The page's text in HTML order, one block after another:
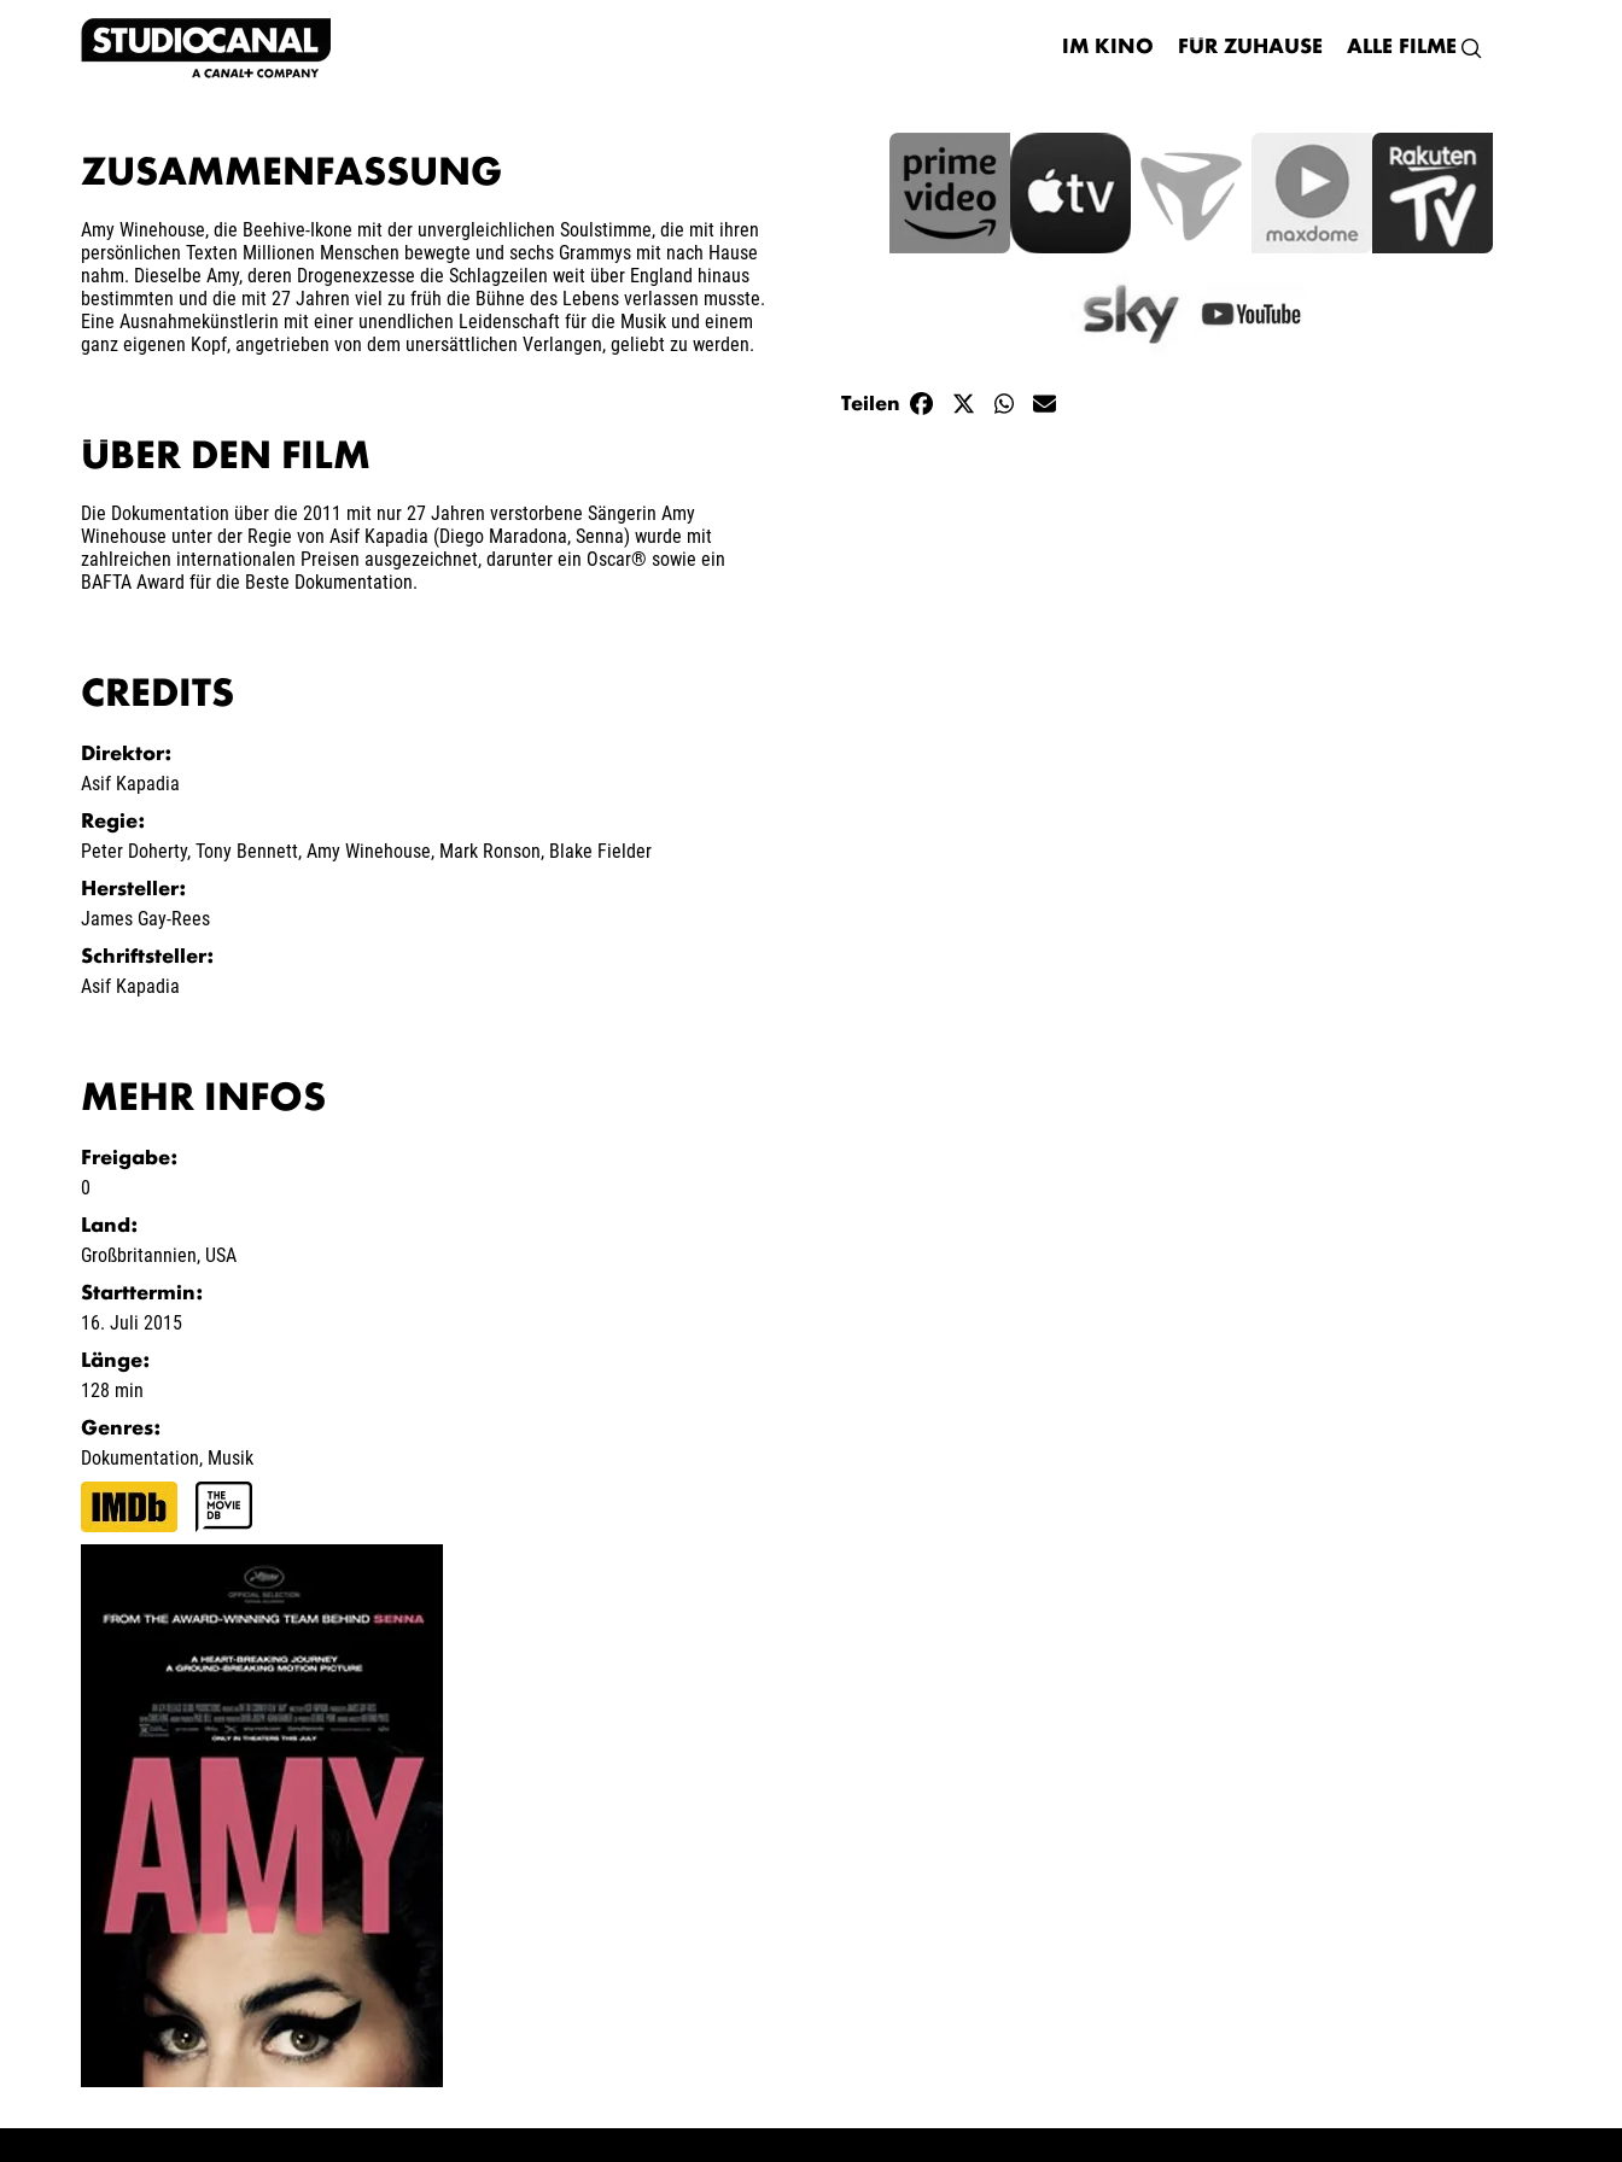
IM KINO FÜR ZUHAUSE ALLE FILME
ZUSAMMENFASSUNG
Amy Winehouse, die Beehive-Ikone mit der unvergleichlichen Soulstimme, die mit ihren
persönlichen Texten Millionen Menschen bewegte und sechs Grammys mit nach Hause
nahm. Dieselbe Amy, deren Drogenexzesse die Schlagzeilen weit über England hinaus
bestimmten und die mit 27 Jahren viel zu früh die Bühne des Lebens verlassen musste.
Eine Ausnahmekünstlerin mit einer unendlichen Leidenschaft für die Musik und einem
ganz eigenen Kopf, angetrieben von dem unersättlichen Verlangen, geliebt zu werden.
ÜBER DEN FILM
Die Dokumentation über die 2011 mit nur 27 Jahren verstorbene Sängerin Amy
Winehouse unter der Regie von Asif Kapadia (Diego Maradona, Senna) wurde mit
zahlreichen internationalen Preisen ausgezeichnet, darunter ein Oscar® sowie ein
BAFTA Award für die Beste Dokumentation.
CREDITS
Direktor:
Asif Kapadia
Regie:
Peter Doherty,Tony Bennett,Amy Winehouse, Mark Ronson, Blake Fielder
Hersteller:
James Gay-Rees
Schriftsteller:
Asif Kapadia
MEHR INFOS
Freigabe:
0
Land :
Großbritannien, USA
Starttermin:
16. Juli 2015
Länge:
128 min
Genres:
Dokumentation, Musik
Teilen